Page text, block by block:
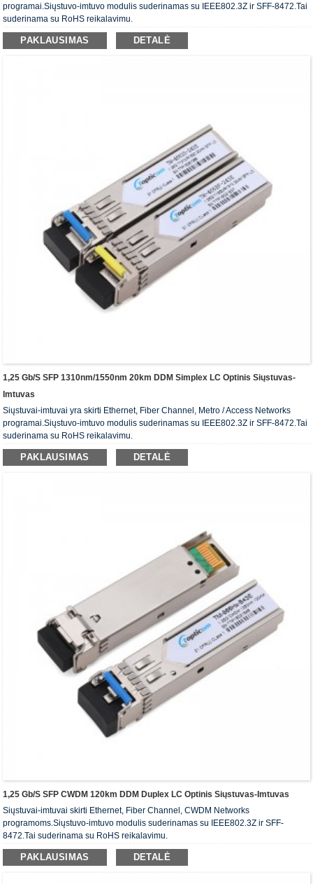
programai.Siųstuvo-imtuvo modulis suderinamas su IEEE802.3Z ir SFF-8472.Tai
suderinama su RoHS reikalavimu.
PAKLAUSIMAS DETALĖ
1,25 Gb/s SFP 1310nm/1550nm 20km DDM Simplex LC Optinis Siųstuvas-
Imtuvas
Siųstuvai-imtuvai yra skirti Ethernet, Fiber Channel, Metro / Access Networks
programai.Siųstuvo-imtuvo modulis suderinamas su IEEE802.3Z ir SFF-8472.Tai
suderinama su RoHS reikalavimu.
PAKLAUSIMAS DETALĖ
1,25 Gb/s SFP CWDM 120km DDM Duplex LC Optinis Siųstuvas-Imtuvas
Siųstuvai-imtuvai skirti Ethernet, Fiber Channel, CWDM Networks
programoms.Siųstuvo-imtuvo modulis suderinamas su IEEE802.3Z ir SFF-
8472.Tai suderinama su RoHS reikalavimu.
PAKLAUSIMAS DETALĖ